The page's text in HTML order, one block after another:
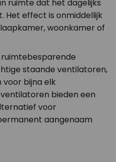
ruimte dat het dagelijks
Het effect is onmiddellijk
woonkamer of
ruimtebesparende
staande ventilatoren,
voor bijna elk
bieden een
voor
aangenaam